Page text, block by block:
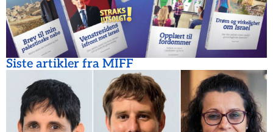
Siste artikler fra MIFF